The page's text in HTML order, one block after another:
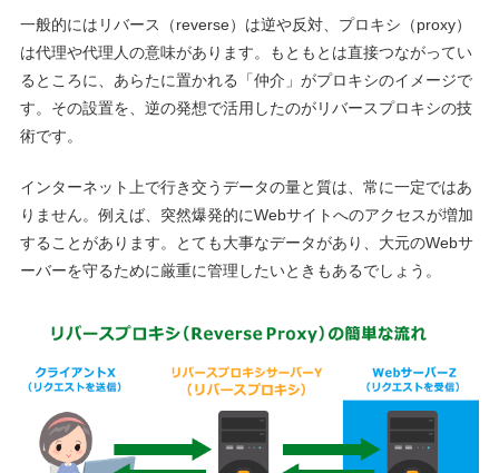
一般的にはリバース（reverse）は逆や反対、プロキシ（proxy）
は代理や代理人の意味があります。もともとは直接つながってい
るところに、あらたに置かれる「仲介」がプロキシのイメージで
す。その設置を、逆の発想で活用したのがリバースプロキシの技
術です。
インターネット上で行き交うデータの量と質は、常に一定ではあ
りません。例えば、突然爆発的にWebサイトへのアクセスが増加
することがあります。とても大事なデータがあり、大元のWebサ
ーバーを守るために厳重に管理したいときもあるでしょう。